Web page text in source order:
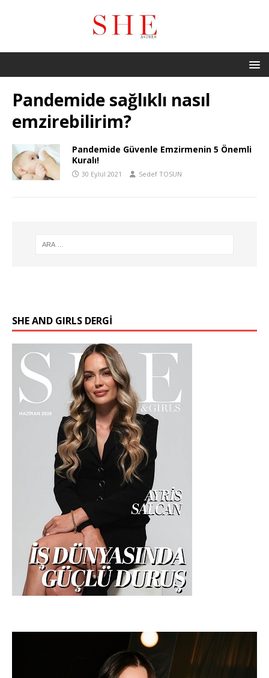
Pandemide sağlıklı nasıl
emzirebilirim?
Pandemide Güvenle Emzirmenin 5 Önemli
Kuralı!
30 Eylül 2021 Sedef TOSUN
SHE AND GIRLS DERGİ